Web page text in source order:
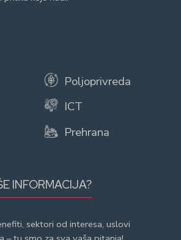
Poljoprivreda
ICT
Prehrana
INFORMACIJA?
sektori od interesa, uslovi